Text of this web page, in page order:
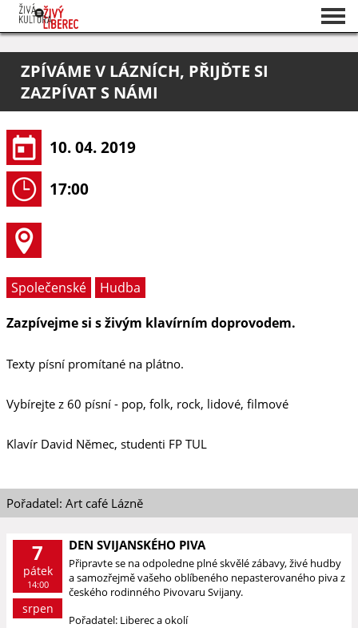
O projektu
Pořadatelé
ZPÍVÁME V LÁZNÍCH, PŘIJĎTE SI
ZAZPÍVAT S NÁMI
10. 04. 2019
17:00
Společenské
Hudba
Zazpívejme si s živým klavírním doprovodem.
Texty písní promítané na plátno.
Vybírejte z 60 písní - pop, folk, rock, lidové, filmové
Klavír David Němec, studenti FP TUL
Pořadatel: Art café Lázně
7
pátek
14:00
srpen
DEN SVIJANSKÉHO PIVA
Připravte se na odpoledne plné skvělé zábavy, živé hudby
a samozřejmě vašeho oblíbeného nepasterovaného piva z
českého rodinného Pivovaru Svijany.
Pořadatel: Liberec a okolí